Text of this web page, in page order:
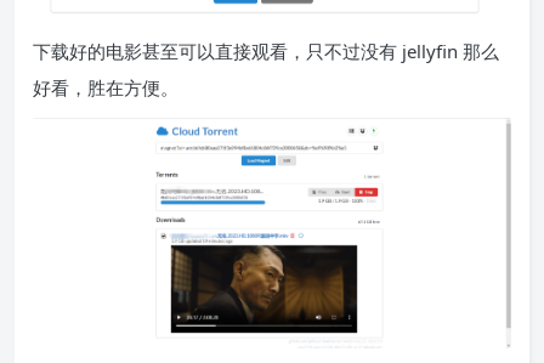
下载好的电影甚至可以直接观看，只不过没有 jellyfin 那么
好看，胜在方便。